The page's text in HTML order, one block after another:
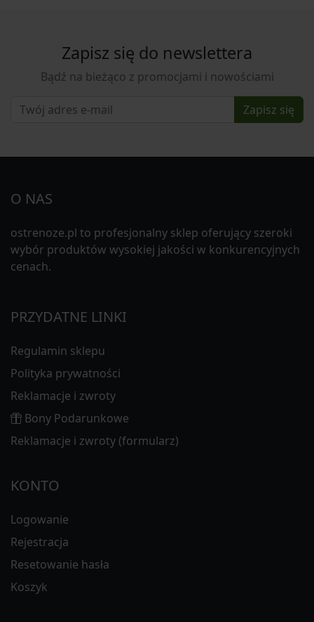
Zapisz się do newslettera
Bądź na bieżąco z promocjami i nowościami
Zapisz się
O NAS
ostrenoze.pl to profesjonalny sklep oferujący szeroki
wybór produktów wysokiej jakości w konkurencyjnych
cenach.
PRZYDATNE LINKI
Regulamin sklepu
Polityka prywatności
Reklamacje i zwroty
Bony Podarunkowe
Reklamacje i zwroty (formularz)
KONTO
Logowanie
Rejestracja
Resetowanie hasła
Koszyk